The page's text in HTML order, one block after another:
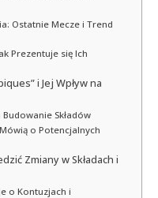
Ostatnie Mecze i Trend
Prezentuje się Ich
i Jej Wpływ na
Składów
o Potencjalnych
Zmiany w Składach i
o Kontuzjach i